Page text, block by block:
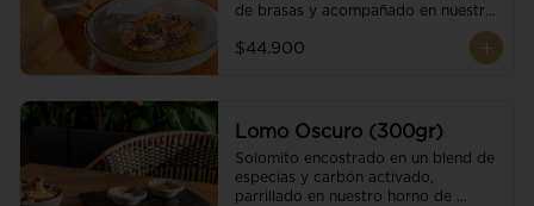
de brasas y acompañado en nuestra
$44.900
Lomo Oscuro (300gr)
Solomito encostrado en un blend de
especias y carbón activado,
parrillado en nuestro horno de